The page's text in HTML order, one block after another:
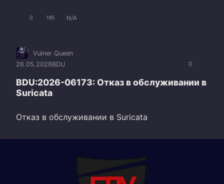
0 195 N/A
0
Vulner Queen
26.05.2026BDU
BDU:2026-06173: Отказ в обслуживании в
Suricata
Отказ в обслуживании в Suricata